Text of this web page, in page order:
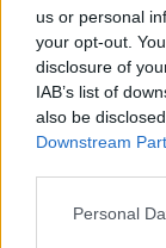
us or personal
your opt-out.
disclosure of
IAB’s list of
also be
Downstream
Personal
KRÓNIKA